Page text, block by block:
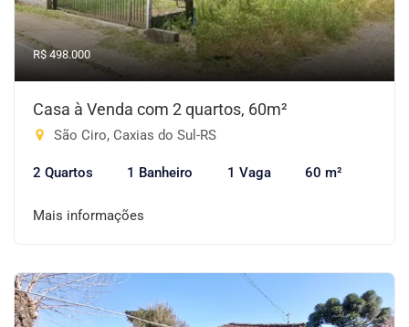
R$ 498.000
Casa à Venda com 2 quartos, 60m²
São Ciro, Caxias do Sul-RS
2 Quartos 1 Banheiro 1 Vaga 60 m²
Mais informações